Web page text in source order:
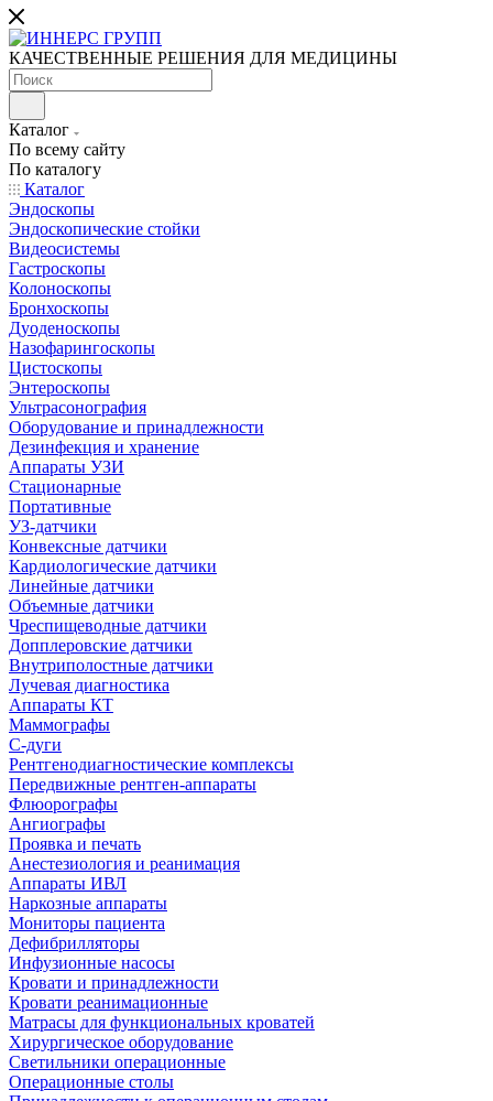
КАЧЕСТВЕННЫЕ РЕШЕНИЯ ДЛЯ МЕДИЦИНЫ
Каталог
По всему сайту
По каталогу
Каталог
Эндоскопы
Эндоскопические стойки
Видеосистемы
Гастроскопы
Колоноскопы
Бронхоскопы
Дуоденоскопы
Назофарингоскопы
Цистоскопы
Энтероскопы
Ультрасонография
Оборудование и принадлежности
Дезинфекция и хранение
Аппараты УЗИ
Стационарные
Портативные
УЗ-датчики
Конвексные датчики
Кардиологические датчики
Линейные датчики
Объемные датчики
Чреспищеводные датчики
Допплеровские датчики
Внутриполостные датчики
Лучевая диагностика
Аппараты КТ
Маммографы
С-дуги
Рентгенодиагностические комплексы
Передвижные рентген-аппараты
Флюорографы
Ангиографы
Проявка и печать
Анестезиология и реанимация
Аппараты ИВЛ
Наркозные аппараты
Мониторы пациента
Дефибрилляторы
Инфузионные насосы
Кровати и принадлежности
Кровати реанимационные
Матрасы для функциональных кроватей
Хирургическое оборудование
Светильники операционные
Операционные столы